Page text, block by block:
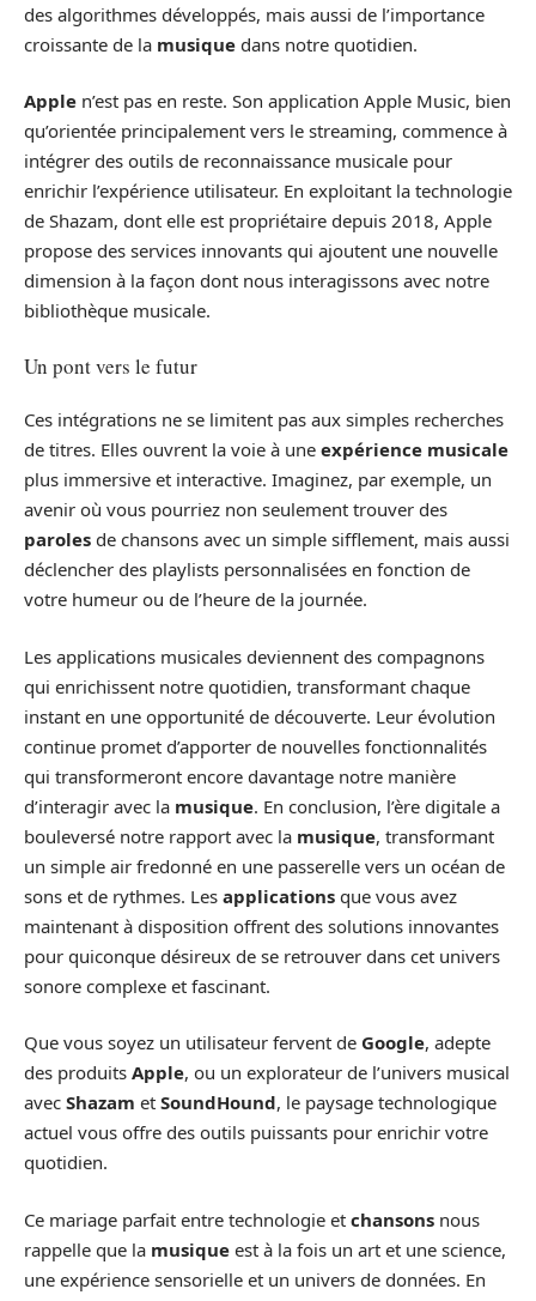
des algorithmes développés, mais aussi de l’importance
croissante de la musique dans notre quotidien.
Apple n’est pas en reste. Son application Apple Music, bien
qu’orientée principalement vers le streaming, commence à
intégrer des outils de reconnaissance musicale pour
enrichir l’expérience utilisateur. En exploitant la technologie
de Shazam, dont elle est propriétaire depuis 2018, Apple
propose des services innovants qui ajoutent une nouvelle
dimension à la façon dont nous interagissons avec notre
bibliothèque musicale.
Un pont vers le futur
Ces intégrations ne se limitent pas aux simples recherches
de titres. Elles ouvrent la voie à une expérience musicale
plus immersive et interactive. Imaginez, par exemple, un
avenir où vous pourriez non seulement trouver des
paroles de chansons avec un simple sifflement, mais aussi
déclencher des playlists personnalisées en fonction de
votre humeur ou de l’heure de la journée.
Les applications musicales deviennent des compagnons
qui enrichissent notre quotidien, transformant chaque
instant en une opportunité de découverte. Leur évolution
continue promet d’apporter de nouvelles fonctionnalités
qui transformeront encore davantage notre manière
d’interagir avec la musique. En conclusion, l’ère digitale a
bouleversé notre rapport avec la musique, transformant
un simple air fredonné en une passerelle vers un océan de
sons et de rythmes. Les applications que vous avez
maintenant à disposition offrent des solutions innovantes
pour quiconque désireux de se retrouver dans cet univers
sonore complexe et fascinant.
Que vous soyez un utilisateur fervent de Google, adepte
des produits Apple, ou un explorateur de l’univers musical
avec Shazam et SoundHound, le paysage technologique
actuel vous offre des outils puissants pour enrichir votre
quotidien.
Ce mariage parfait entre technologie et chansons nous
rappelle que la musique est à la fois un art et une science,
une expérience sensorielle et un univers de données. En